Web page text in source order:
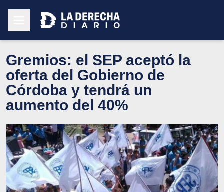
Gremios: el SEP aceptó la
oferta del Gobierno de
Córdoba y tendrá un
aumento del 40%